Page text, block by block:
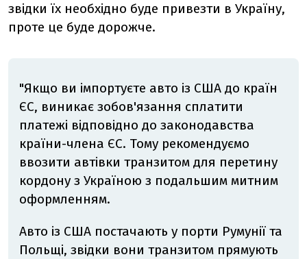
звідки їх необхідно буде привезти в Україну,
проте це буде дорожче.
"Якщо ви імпортуєте авто із США до країн
ЄС, виникає зобов'язання сплатити
платежі відповідно до законодавства
країни-члена ЄС. Тому рекомендуємо
ввозити автівки транзитом для перетину
кордону з Україною з подальшим митним
оформленням.
Авто із США постачають у порти Румунії та
Польщі, звідки вони транзитом прямують